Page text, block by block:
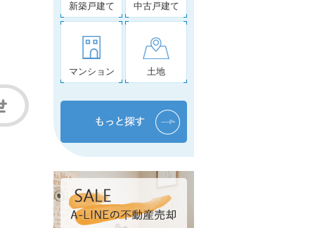
新築戸建て 中古戸建て
マンション 土地